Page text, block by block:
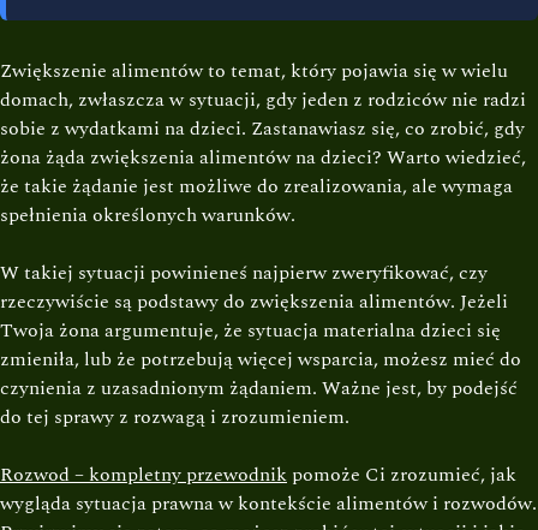
Zwiększenie alimentów to temat, który pojawia się w wielu
domach, zwłaszcza w sytuacji, gdy jeden z rodziców nie radzi
sobie z wydatkami na dzieci. Zastanawiasz się, co zrobić, gdy
żona żąda zwiększenia alimentów na dzieci? Warto wiedzieć,
że takie żądanie jest możliwe do zrealizowania, ale wymaga
spełnienia określonych warunków.
W takiej sytuacji powinieneś najpierw zweryfikować, czy
rzeczywiście są podstawy do zwiększenia alimentów. Jeżeli
Twoja żona argumentuje, że sytuacja materialna dzieci się
zmieniła, lub że potrzebują więcej wsparcia, możesz mieć do
czynienia z uzasadnionym żądaniem. Ważne jest, by podejść
do tej sprawy z rozwagą i zrozumieniem.
Rozwod – kompletny przewodnik pomoże Ci zrozumieć, jak
wygląda sytuacja prawna w kontekście alimentów i rozwodów.